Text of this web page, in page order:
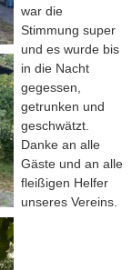
war die
Stimmung super
und es wurde bis
in die Nacht
gegessen,
getrunken und
geschwätzt.
Danke an alle
Gäste und an alle
fleißigen Helfer
unseres Vereins.